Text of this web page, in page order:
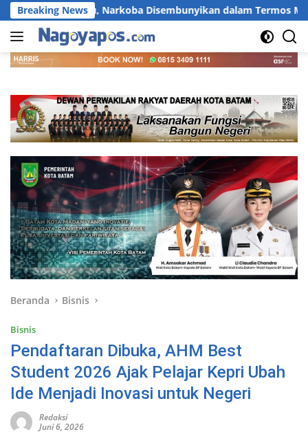
Langsung
ke
konten
Breaking News
Narkoba Disembunyikan dalam Termos Merah dari Batam
Beranda Bisnis
Bisnis
Pendaftaran Dibuka, AHM Best
Student 2026 Ajak Pelajar Kepri Ubah
Ide Menjadi Inovasi untuk Negeri
Redaksi
Juni 6, 2026